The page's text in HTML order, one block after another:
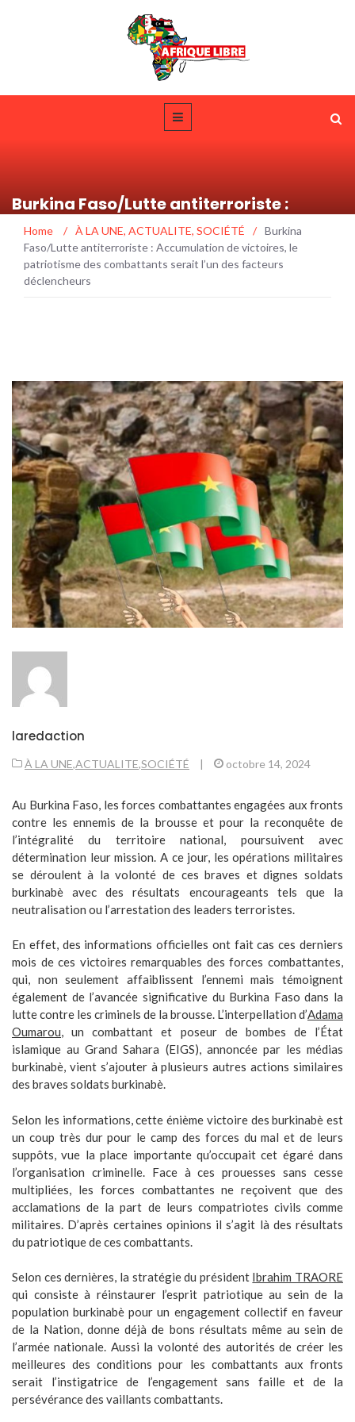
Burkina Faso/Lutte antiterroriste :
Accumulation de victoires, le
patriotisme des combattants serait l’un
des facteurs déclencheurs
Home / À LA UNE, ACTUALITE, SOCIÉTÉ / Burkina
Faso/Lutte antiterroriste : Accumulation de victoires, le
patriotisme des combattants serait l’un des facteurs
déclencheurs
laredaction
À LA UNE,ACTUALITE,SOCIÉTÉ | octobre 14, 2024
Au Burkina Faso, les forces combattantes engagées aux fronts
contre les ennemis de la brousse et pour la reconquête de
l’intégralité du territoire national, poursuivent avec
détermination leur mission. A ce jour, les opérations militaires
se déroulent à la volonté de ces braves et dignes soldats
burkinabè avec des résultats encourageants tels que la
neutralisation ou l’arrestation des leaders terroristes.
En effet, des informations officielles ont fait cas ces derniers
mois de ces victoires remarquables des forces combattantes,
qui, non seulement affaiblissent l’ennemi mais témoignent
également de l’avancée significative du Burkina Faso dans la
lutte contre les criminels de la brousse. L’interpellation d’Adama
Oumarou, un combattant et poseur de bombes de l’État
islamique au Grand Sahara (EIGS), annoncée par les médias
burkinabè, vient s’ajouter à plusieurs autres actions similaires
des braves soldats burkinabè.
Selon les informations, cette énième victoire des burkinabè est
un coup très dur pour le camp des forces du mal et de leurs
suppôts, vue la place importante qu’occupait cet égaré dans
l’organisation criminelle. Face à ces prouesses sans cesse
multipliées, les forces combattantes ne reçoivent que des
acclamations de la part de leurs compatriotes civils comme
militaires. D’après certaines opinions il s’agit là des résultats
du patriotique de ces combattants.
Selon ces dernières, la stratégie du président Ibrahim TRAORE
qui consiste à réinstaurer l’esprit patriotique au sein de la
population burkinabè pour un engagement collectif en faveur
de la Nation, donne déjà de bons résultats même au sein de
l’armée nationale. Aussi la volonté des autorités de créer les
meilleures des conditions pour les combattants aux fronts
serait l’instigatrice de l’engagement sans faille et de la
persévérance des vaillants combattants.